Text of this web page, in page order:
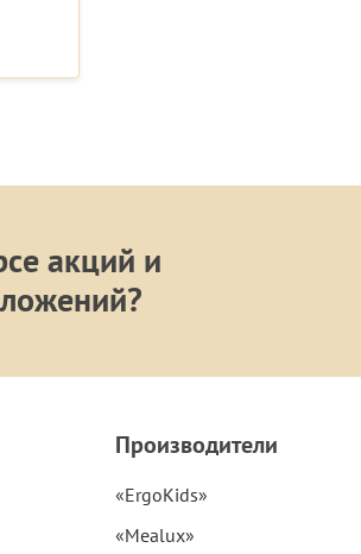
акций и
Производители
«ErgoKids»
«Mealux»